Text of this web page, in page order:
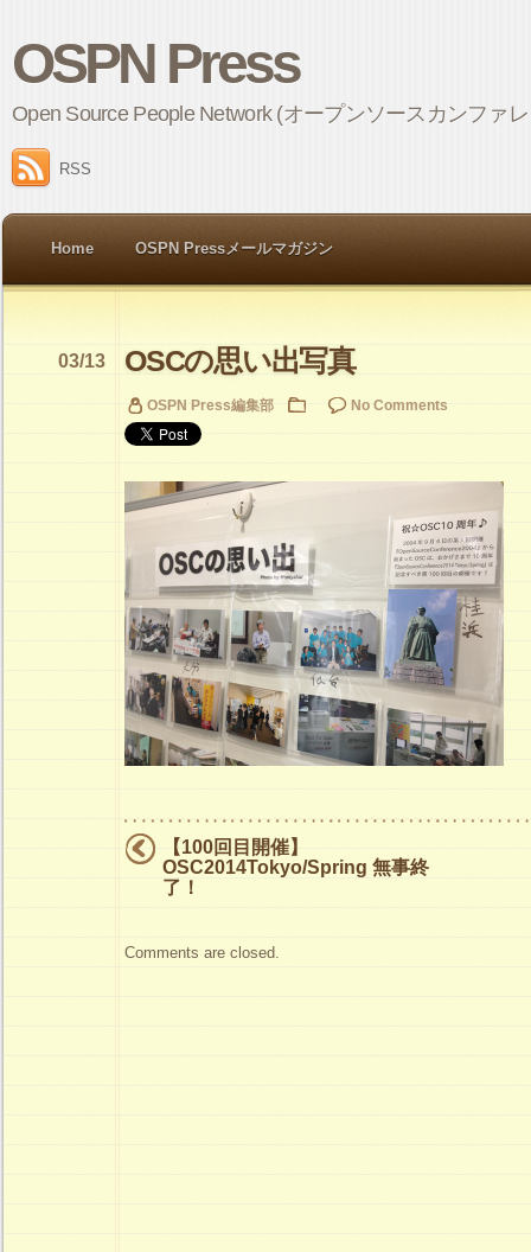
OSPN Press
Open Source People Network (オープンソースカンファ
RSS
Home OSPN Pressメールマガジン
OSCの思い出写真
03/13
OSPN Press編集部 No Comments
【100回目開催】
OSC2014Tokyo/Spring 無事終
了！
Comments are closed.